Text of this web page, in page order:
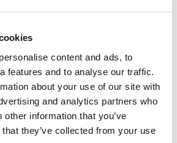
content and ads, to
features and to analyse our traffic.
about your use of our site with
and analytics partners who
information that you’ve
they’ve collected from your use